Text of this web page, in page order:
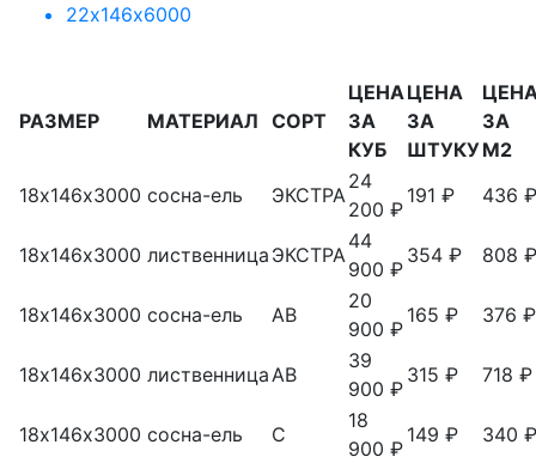
22х146х6000
РАЗМЕР МАТЕРИАЛ СОРТ
ЦЕНА
ЗА
КУБ
ЦЕНА
ЗА
ШТУКУ
ЗА
М2
18х146х3000 сосна-ель ЭКСТРА
24
200 ₽
191 ₽ 436 ₽
18х146х3000 лиственница ЭКСТРА
44
900 ₽
354 ₽ 808 ₽
18х146х3000 сосна-ель АВ
20
900 ₽
165 ₽ 376 ₽
18х146х3000 лиственница АВ
39
900 ₽
315 ₽ 718 ₽
18х146х3000 сосна-ель С
18
900 ₽
149 ₽ 340 ₽